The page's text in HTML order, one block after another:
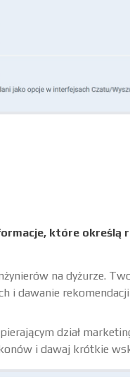
które określą
na dyżurze.
i dawanie
dział
i dawaj krótkie